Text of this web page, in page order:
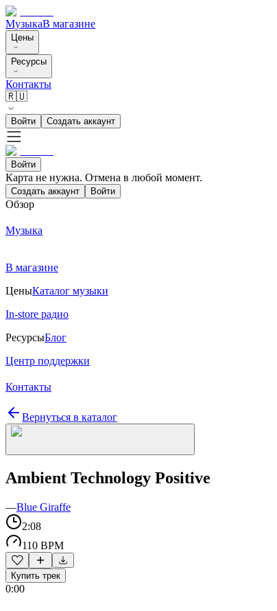
МузыкаВ магазине
Цены
Ресурсы
Контакты
🇷🇺
Войти Создать аккаунт
Войти
Карта не нужна. Отмена в любой момент.
Создать аккаунт Войти
Обзор
Музыка
В магазине
ЦеныКаталог музыки
In-store радио
РесурсыБлог
Центр поддержки
Контакты
Вернуться в каталог
Ambient Technology Positive
—Blue Giraffe
2:08
110 BPM
Купить трек
0:00